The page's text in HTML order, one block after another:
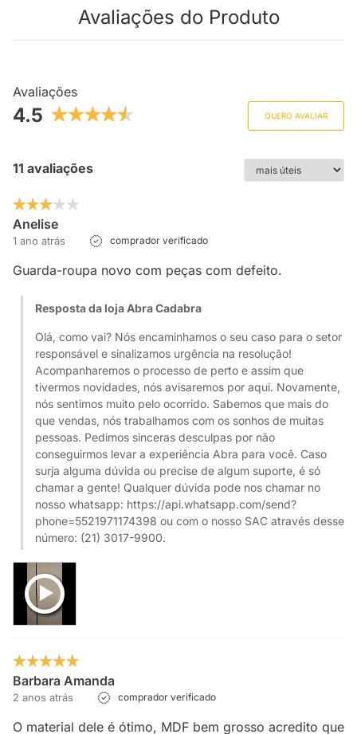
Avaliações do Produto
Avaliações
4.5 QUERO AVALIAR
11 avaliações
Anelise
1 ano atrás comprador verificado
Guarda-roupa novo com peças com defeito.
Resposta da loja Abra Cadabra
Olá, como vai? Nós encaminhamos o seu caso para o setor
responsável e sinalizamos urgência na resolução!
Acompanharemos o processo de perto e assim que
tivermos novidades, nós avisaremos por aqui. Novamente,
nós sentimos muito pelo ocorrido. Sabemos que mais do
que vendas, nós trabalhamos com os sonhos de muitas
pessoas. Pedimos sinceras desculpas por não
conseguirmos levar a experiência Abra para você. Caso
surja alguma dúvida ou precise de algum suporte, é só
chamar a gente! Qualquer dúvida pode nos chamar no
nosso whatsapp: https://api.whatsapp.com/send?
phone=5521971174398 ou com o nosso SAC através desse
número: (21) 3017-9900.
Barbara Amanda
2 anos atrás comprador verificado
O material dele é ótimo, MDF bem grosso acredito que